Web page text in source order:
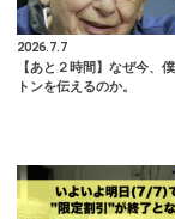
2026.7.7
【あと２時間】なぜ今、
トンを伝えるのか。